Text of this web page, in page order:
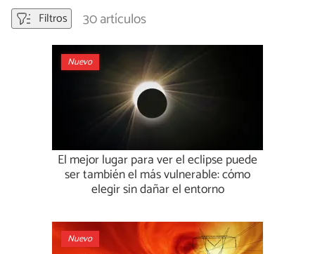
Filtros
30 artículos
Nuevo
El mejor lugar para ver el eclipse puede
ser también el más vulnerable: cómo
elegir sin dañar el entorno
Nuevo